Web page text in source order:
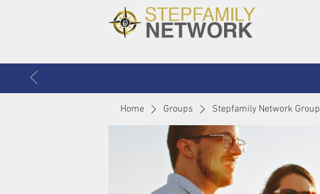
Home Groups Stepfamily Network Group